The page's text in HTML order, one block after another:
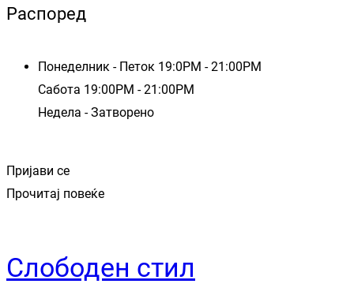
Распоред
Понеделник - Петок 19:0PM - 21:00PM
Сабота 19:00PM - 21:00PM
Недела - Затворено
Пријави се
Прочитај повеќе
Слободен стил